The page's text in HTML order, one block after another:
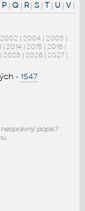
P| Q| R| S| T| U| V|
2002 | 2004 | 2005 |
| 2014 | 2015 | 2016 |
| 2025 | 2026 | 2027 |
- 1547
popis?